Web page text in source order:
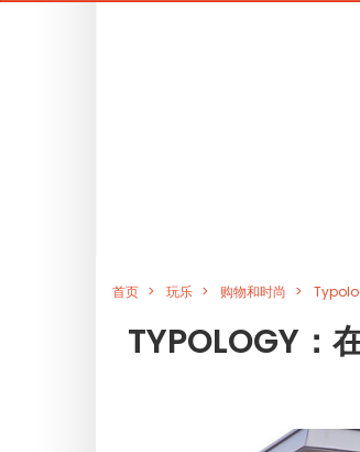
首页 玩乐 购物和时尚
TYPOLOGY：